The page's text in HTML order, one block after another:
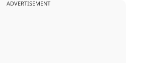
ADVERTISEMENT